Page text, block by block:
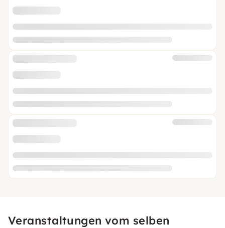
Veranstaltungen vom selben